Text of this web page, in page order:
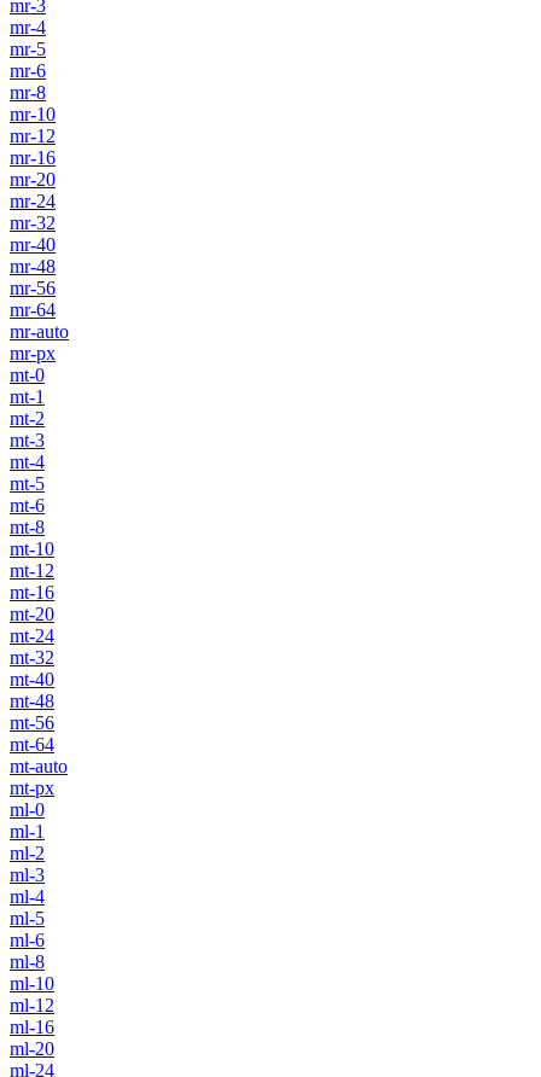
mr-3
mr-4
mr-5
mr-6
mr-8
mr-10
mr-12
mr-16
mr-20
mr-24
mr-32
mr-40
mr-48
mr-56
mr-64
mr-auto
mr-px
mt-0
mt-1
mt-2
mt-3
mt-4
mt-5
mt-6
mt-8
mt-10
mt-12
mt-16
mt-20
mt-24
mt-32
mt-40
mt-48
mt-56
mt-64
mt-auto
mt-px
ml-0
ml-1
ml-2
ml-3
ml-4
ml-5
ml-6
ml-8
ml-10
ml-12
ml-16
ml-20
ml-24